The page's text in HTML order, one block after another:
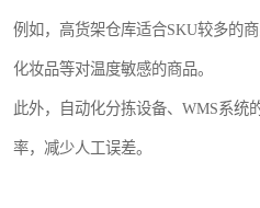
例如，高货架仓库适合SKU较多的
化妆品等对温度敏感的商品。
此外，自动化分拣设备、WMS系统
率，减少人工误差。